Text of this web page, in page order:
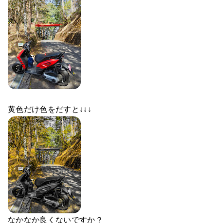
黄色だけ色をだすと↓↓↓
なかなか良くないですか？